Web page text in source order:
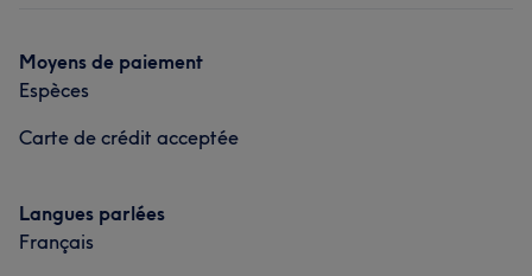
Portfolio
Moyens de paiement
Espèces
Carte de crédit acceptée
Langues parlées
Français